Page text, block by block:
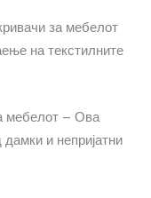
за мебелот
на текстилните
мебелот – Ова
и непријатни